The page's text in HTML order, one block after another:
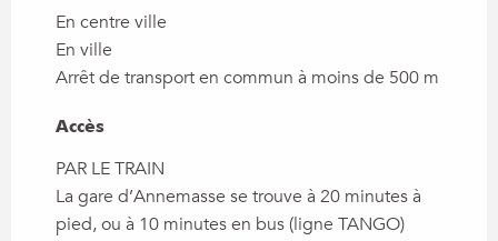
En centre ville
En ville
Arrêt de transport en commun à moins de 500 m
Accès
Accès
PAR LE TRAIN
La gare d’Annemasse se trouve à 20 minutes à
pied, ou à 10 minutes en bus (ligne TANGO)